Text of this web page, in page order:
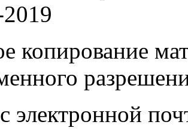
копирование
электронной